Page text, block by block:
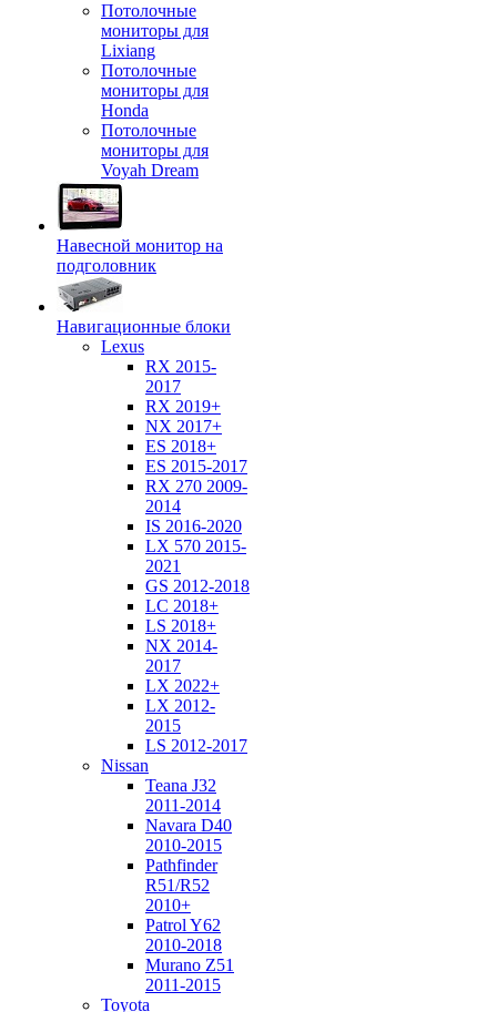
Потолочные
мониторы для
Lixiang
Потолочные
мониторы для
Honda
Потолочные
мониторы для
Voyah Dream
Навесной монитор на
подголовник
Навигационные блоки
Lexus
RX 2015-
2017
RX 2019+
NX 2017+
ES 2018+
ES 2015-2017
RX 270 2009-
2014
IS 2016-2020
LX 570 2015-
2021
GS 2012-2018
LC 2018+
LS 2018+
NX 2014-
2017
LX 2022+
LX 2012-
2015
LS 2012-2017
Nissan
Teana J32
2011-2014
Navara D40
2010-2015
Pathfinder
R51/R52
2010+
Patrol Y62
2010-2018
Murano Z51
2011-2015
Toyota